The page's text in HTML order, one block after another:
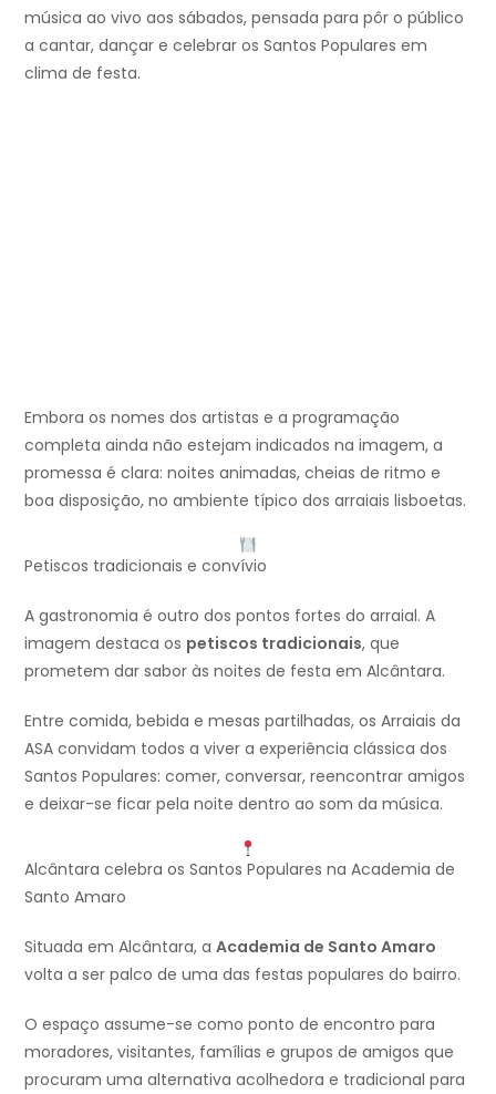
música ao vivo aos sábados, pensada para pôr o público
a cantar, dançar e celebrar os Santos Populares em
clima de festa.
Embora os nomes dos artistas e a programação
completa ainda não estejam indicados na imagem, a
promessa é clara: noites animadas, cheias de ritmo e
boa disposição, no ambiente típico dos arraiais lisboetas.
Petiscos tradicionais e convívio
A gastronomia é outro dos pontos fortes do arraial. A
imagem destaca os petiscos tradicionais, que
prometem dar sabor às noites de festa em Alcântara.
Entre comida, bebida e mesas partilhadas, os Arraiais da
ASA convidam todos a viver a experiência clássica dos
Santos Populares: comer, conversar, reencontrar amigos
e deixar-se ficar pela noite dentro ao som da música.
Alcântara celebra os Santos Populares na Academia de
Santo Amaro
Situada em Alcântara, a Academia de Santo Amaro
volta a ser palco de uma das festas populares do bairro.
O espaço assume-se como ponto de encontro para
moradores, visitantes, famílias e grupos de amigos que
procuram uma alternativa acolhedora e tradicional para